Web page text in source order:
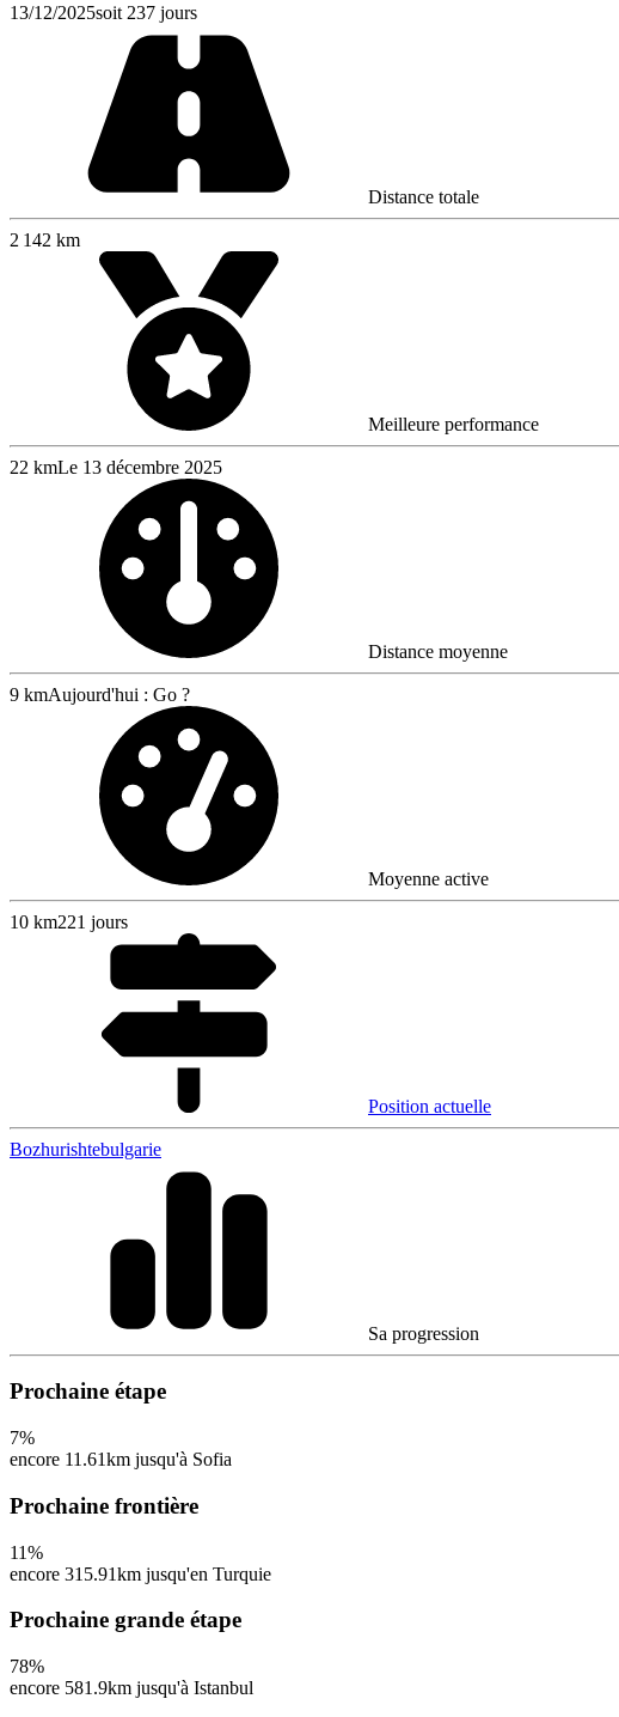
13/12/2025soit 237 jours
Distance totale
2 142 km
Meilleure performance
22 kmLe 13 décembre 2025
Distance moyenne
9 kmAujourd'hui : Go ?
Moyenne active
10 km221 jours
Position actuelle
Bozhurishtebulgarie
Sa progression
Prochaine étape
7%
encore 11.61km jusqu'à Sofia
Prochaine frontière
11%
encore 315.91km jusqu'en Turquie
Prochaine grande étape
78%
encore 581.9km jusqu'à Istanbul